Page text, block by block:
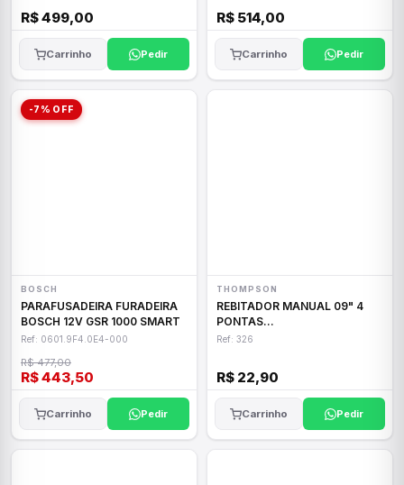
R$ 499,00
Carrinho Pedir
R$ 514,00
Carrinho Pedir
-7% OFF
BOSCH
PARAFUSADEIRA FURADEIRA
BOSCH 12V GSR 1000 SMART
Ref: 0601.9F4.0E4-000
R$ 477,00
R$ 443,50
Carrinho Pedir
THOMPSON
REBITADOR MANUAL 09" 4
PONTAS
FAMASTIL/THOMPSON
Ref: 326
R$ 22,90
Carrinho Pedir